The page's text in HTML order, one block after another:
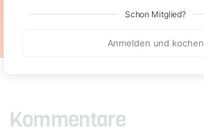
Schon Mitglied?
Anmelden und kochen
Kommentare